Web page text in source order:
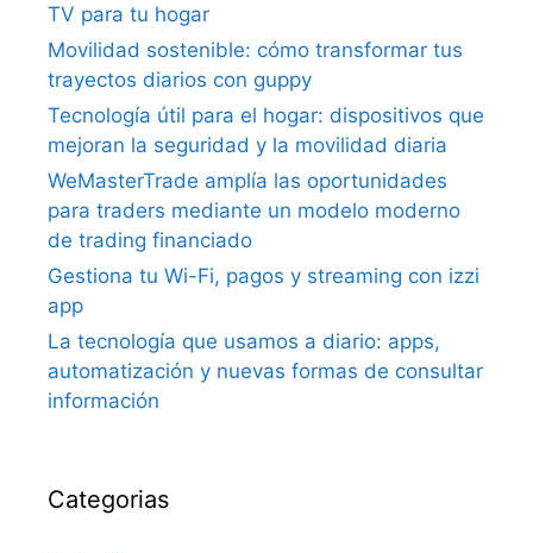
TV para tu hogar
Movilidad sostenible: cómo transformar tus
trayectos diarios con guppy
Tecnología útil para el hogar: dispositivos que
mejoran la seguridad y la movilidad diaria
WeMasterTrade amplía las oportunidades
para traders mediante un modelo moderno
de trading financiado
Gestiona tu Wi-Fi, pagos y streaming con izzi
app
La tecnología que usamos a diario: apps,
automatización y nuevas formas de consultar
información
Categorias